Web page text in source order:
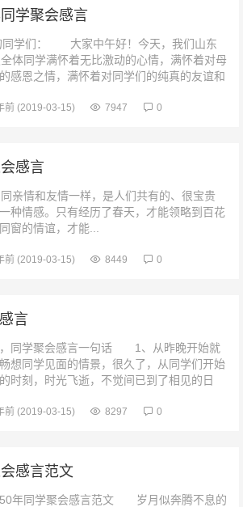
学聚会感言
同学们： 大家中午好！今天，我们山东
体同学满怀着无比激动的心情，满怀着对母
感恩之情，满怀着对同学们的纯真的友谊和
前 (2019-03-15) 7947 0
感言
亲情和友情一样，是人们共有的、很宝贵
种情感。只有经历了春天，才能领略到百花
窗的情谊，才能...
前 (2019-03-15) 8449 0
言
，同学聚会感言一句话 1、从昨晚开始就
想同学见面的情景，很久了，从同学们开始
时刻，时光飞逝，不觉间已到了相见的日
前 (2019-03-15) 8297 0
感言范文
50年同学聚会感言范文 岁月似奔腾不息的